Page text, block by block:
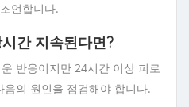
언합니다.
간 지속된다면?
반응이지만 24시간 이상 피로
의 원인을 점검해야 합니다.